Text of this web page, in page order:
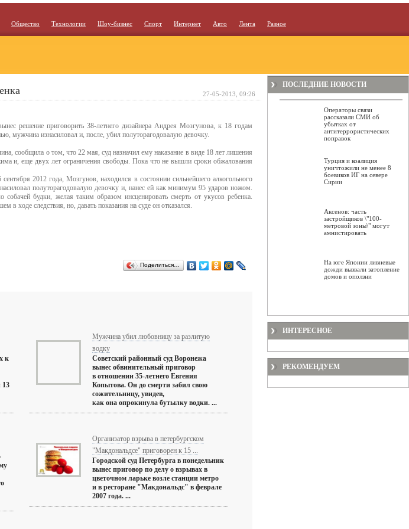
Общество Технологии Шоу-бизнес Спорт Интернет Авто Лента Разное
решение приговорить 38-летнего дизайнера Андрея Мозгунова, к 18 годам
мужчина изнасиловал и, после, убил полуторагодовалую девочку.
сообщила о том, что 22 мая, суд назначил ему наказание в виде 18 лет лишения
и, еще двух лет ограничения свободы. Пока что не вышли сроки обжалования
2012 года, Мозгунов, находился в состоянии сильнейшего алкогольного
полуторагодовалую девочку и, нанес ей как минимум 95 ударов ножом.
собачей будки, желая таким образом инсценировать смерть от укусов ребенка.
в ходе следствия, но, давать показания на суде он отказался.
Поделиться…
к
13
Мужчина убил любовницу за разлитую
водку
Советский районный суд Воронежа
вынес обвинительный приговор
в отношении 35-летнего Евгения
Копытова. Он до смерти забил свою
сожительницу, увидев,
как она опрокинула бутылку водки. ...
Организатор взрыва в петербургском
"Макдональдсе" приговорен к 15 ...
Городской суд Петербурга в понедельник
вынес приговор по делу о взрывах в
цветочном ларьке возле станции метро
и в ресторане "Макдональдс" в феврале
2007 года. ...
27-05-2013, 09:26
ПОСЛЕДНИЕ НОВОСТИ
Операторы связи
рассказали СМИ об
убытках от
антитеррористических
поправок
Турция и коалиция
уничтожили не менее 8
боевиков ИГ на севере
Сирии
Аксенов: часть
застройщиков \"100-
метровой зоны\" могут
амнистировать
На юге Японии ливневые
дожди вызвали затопление
домов и оползни
ИНТЕРЕСНОЕ
РЕКОМЕНДУЕМ